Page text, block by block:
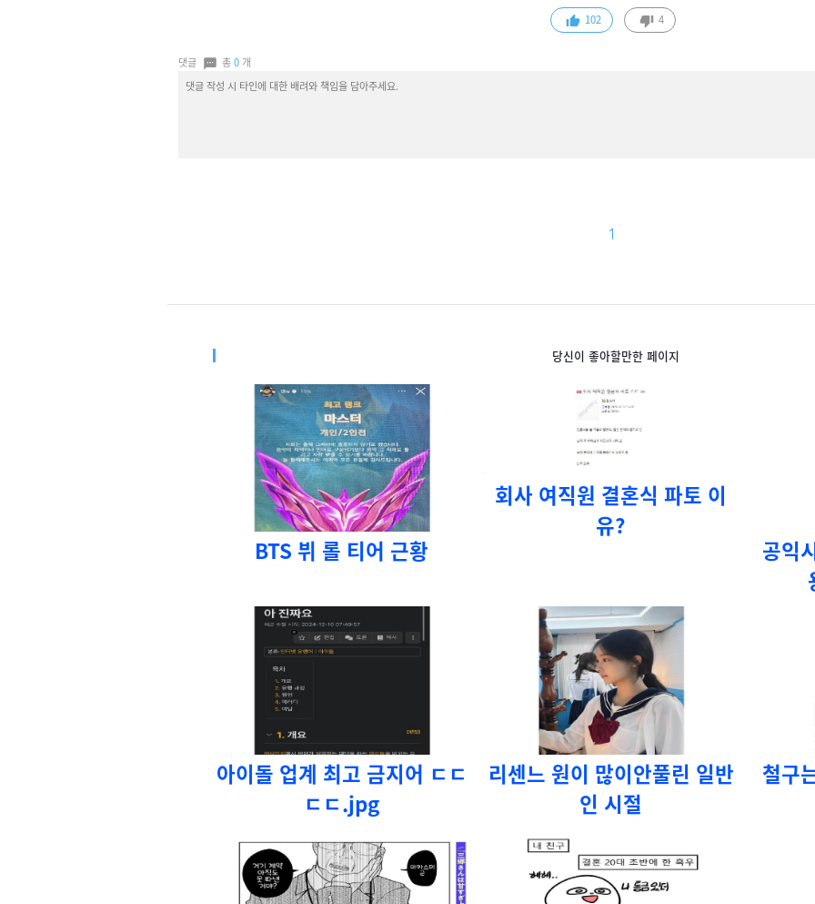
102 4
댓글 총0 개
1
당신이 좋아할만한 페이지
BTS 뷔 롤 티어 근황
회사 여직원 결혼식 파토 이
유?
공익
아이돌 업계 최고 금지어 ㄷㄷ
ㄷㄷ.jpg
리센느 원이 많이안풀린 일반
인 시절
철구